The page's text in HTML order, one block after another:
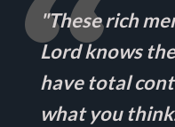
"These rich
Lord knows
have total
what you